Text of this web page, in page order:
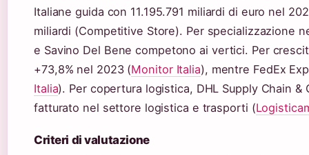
Italiane guida con 11.195.791 miliardi di euro nel
miliardi (Competitive Store). Per specializzazione
e Savino Del Bene competono ai vertici. Per
+73,8% nel 2023 (Monitor Italia), mentre FedEx
Italia). Per copertura logistica, DHL Supply Chain
fatturato nel settore logistica e trasporti (
Criteri di valutazione